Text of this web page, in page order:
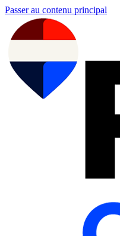
Passer au contenu principal